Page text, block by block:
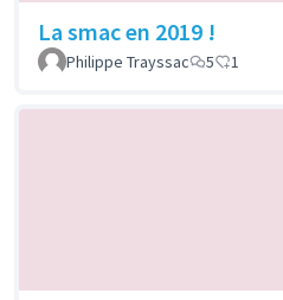
La smac en 2019 !
Philippe Trayssac
5 1